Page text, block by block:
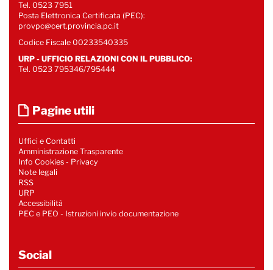
Tel. 0523 7951
Posta Elettronica Certificata (PEC):
provpc@cert.provincia.pc.it
Codice Fiscale 00233540335
URP - UFFICIO RELAZIONI CON IL PUBBLICO:
Tel. 0523 795346/795444
Pagine utili
Uffici e Contatti
Amministrazione Trasparente
Info Cookies - Privacy
Note legali
RSS
URP
Accessibilità
PEC e PEO - Istruzioni invio documentazione
Social